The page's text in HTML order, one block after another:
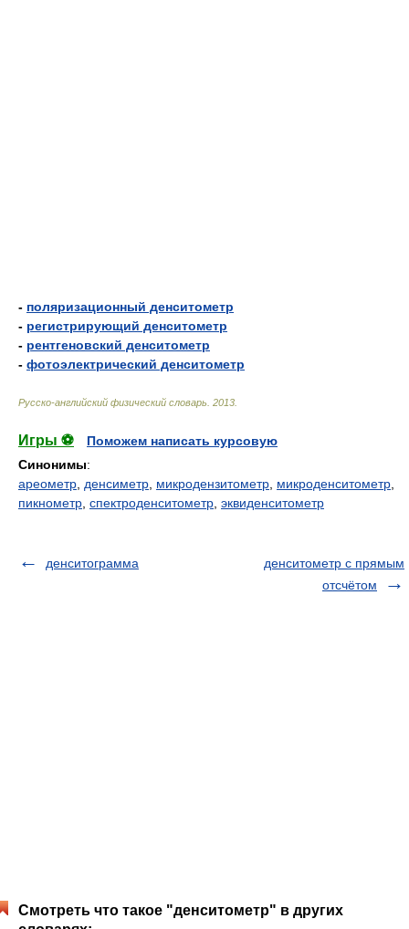
- поляризационный денситометр
- регистрирующий денситометр
- рентгеновский денситометр
- фотоэлектрический денситометр
Русско-английский физический словарь 2013
Игры ⚽
Поможем написать курсовую
Синонимы:
ареометр денсиметр микродензитометр микроденситометр
пикнометр спектроденситометр эквиденситометр
денситограмма
денситометр с прямым
отсчётом
Смотреть что такое "денситометр" в других